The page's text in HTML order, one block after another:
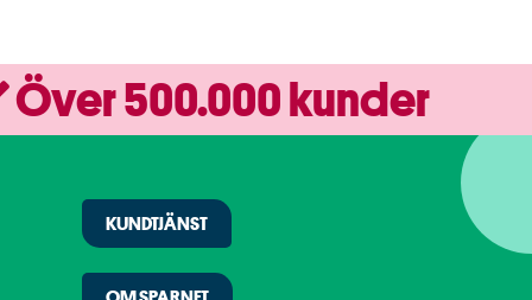
Över 500.000 kunder
KUNDTJÄNST